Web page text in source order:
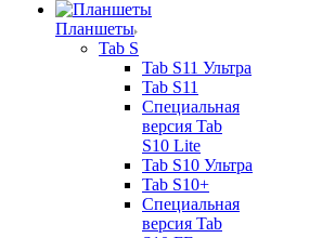
Планшеты
Tab S
Tab S11 Ультра
Tab S11
Специальная
версия Tab
S10 Lite
Tab S10 Ультра
Tab S10+
Специальная
версия Tab